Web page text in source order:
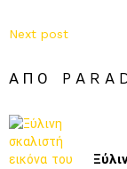
Next post
ΑΠΌ